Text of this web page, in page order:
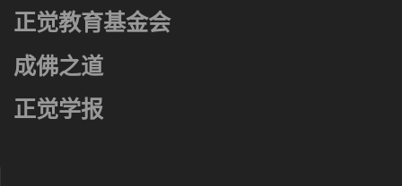
正觉教育基金会
成佛之道
正觉学报